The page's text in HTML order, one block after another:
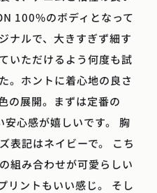
100%のボディとなって
ナルで、大きすぎず細す
いただけるよう何度も試
。ホントに着心地の良さ
の展開。まずは定番の
心感が嬉しいです。 胸
表記はネイビーで。 こち
組み合わせが可愛らしい
リントもいい感じ。 そし